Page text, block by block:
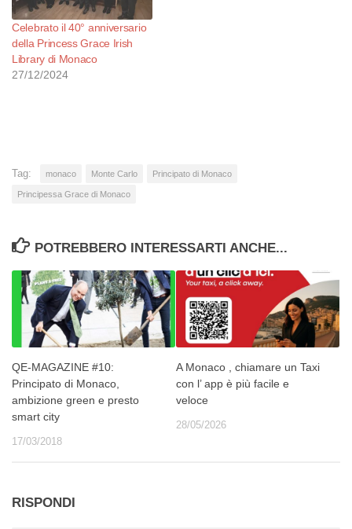
Celebrato il 40° anniversario
della Princess Grace Irish
Library di Monaco
27/12/2024
Tag: monaco Monte Carlo Principato di Monaco
Principessa Grace di Monaco
POTREBBERO INTERESSARTI ANCHE...
QE-MAGAZINE #10:
Principato di Monaco,
ambizione green e presto
smart city
17/03/2018
A Monaco , chiamare un Taxi
con l’ app è più facile e
veloce
28/05/2026
RISPONDI